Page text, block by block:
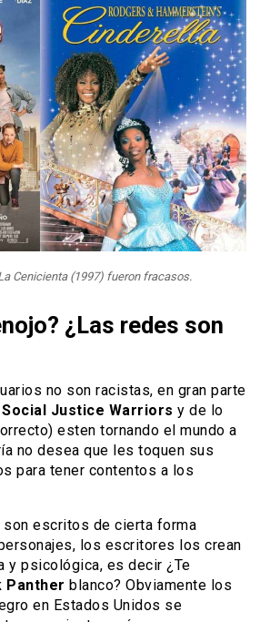
Cenicienta (1997) fueron fracasos.
¿Las redes son
no son racistas, en gran parte
Social Justice Warriors y de lo
esten tornando el mundo a
no desea que les toquen sus
para tener contentos a los
son escritos de cierta forma
los escritores los crean
y psicológica, es decir ¿Te
Panther blanco? Obviamente los
en Estados Unidos se